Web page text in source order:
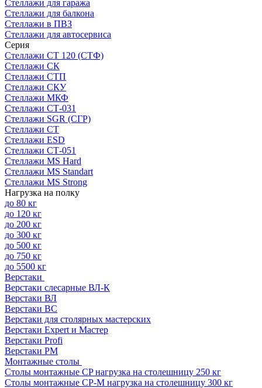
Стеллажи для гаража
Стеллажи для балкона
Стеллажи в ПВЗ
Стеллажи для автосервиса
Серия
Стеллажи СТ 120 (СТФ)
Стеллажи СК
Стеллажи СТП
Стеллажи СКУ
Стеллажи МКФ
Стеллажи СТ-031
Стеллажи SGR (СГР)
Стеллажи СТ
Стеллажи ESD
Стеллажи СТ-051
Стеллажи MS Hard
Стеллажи MS Standart
Стеллажи MS Strong
Нагрузка на полку
до 80 кг
до 120 кг
до 200 кг
до 300 кг
до 500 кг
до 750 кг
до 5500 кг
Верстаки
Верстаки слесарные ВЛ-К
Верстаки ВЛ
Верстаки ВС
Верстаки для столярных мастерских
Верстаки Expert и Мастер
Верстаки Profi
Верстаки РМ
Монтажные столы
Столы монтажные СP нагрузка на столешницу 250 кг
Столы монтажные СР-М нагрузка на столешницу 300 кг